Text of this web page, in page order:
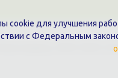
ИНН: ИНН
для улучшения
с Федеральным